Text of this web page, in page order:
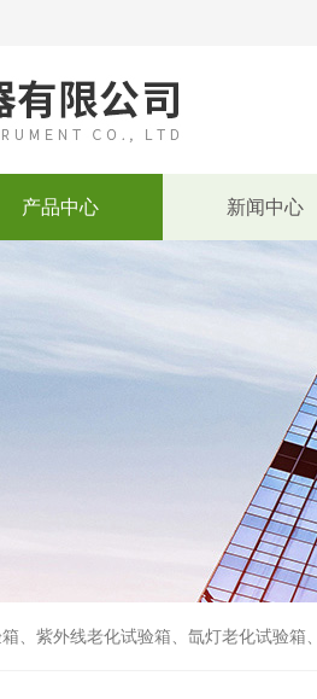
产品中心 新闻中心
尘试验箱、步入式恒温恒湿试验室、高温老化房、真空及无尘干燥试验箱、盐水喷雾试验箱、跌落试